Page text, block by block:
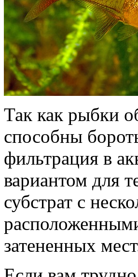
Так как рыбки
способны
фильтрация в
вариантом для
субстрат с
затененных